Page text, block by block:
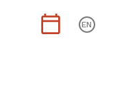
EN